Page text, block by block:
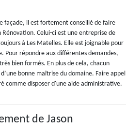
façade, il est fortement conseillé de faire
Rénovation. Celui-ci est une entreprise de
à Les Matelles. Elle est joignable pour
Pour répondre aux différentes demandes,
bien formés. En plus de cela, chacun
bonne maîtrise du domaine. Faire appel
comme disposer d'une aide administrative.
de Jason